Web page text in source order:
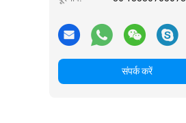
संपर्क करें